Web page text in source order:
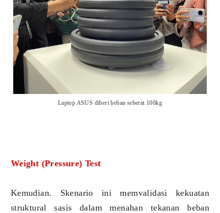
Laptop ASUS diberi beban seberat 100kg
Weight (Pressure) Test
Kemudian. Skenario ini memvalidasi kekuatan
struktural sasis dalam menahan tekanan beban